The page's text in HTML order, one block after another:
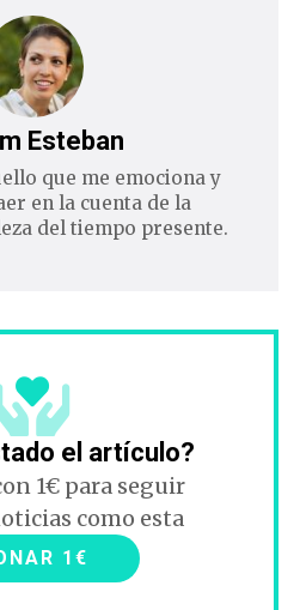
Esteban
que me emociona y
en la cuenta de la
del tiempo presente.
el artículo?
1€ para seguir
como esta
1€